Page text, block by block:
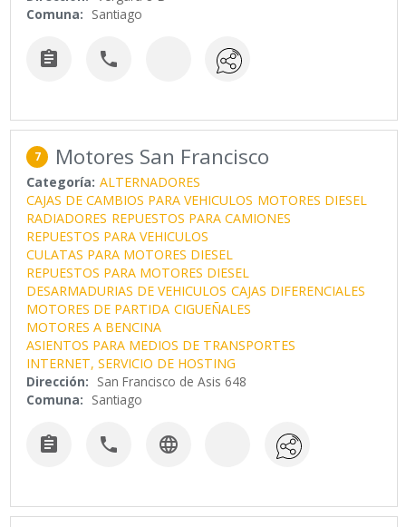
Comuna: Santiago
 
7 Motores San Francisco
Categoría: ALTERNADORES
CAJAS DE CAMBIOS PARA VEHICULOS MOTORES DIESEL
RADIADORES REPUESTOS PARA CAMIONES
REPUESTOS PARA VEHICULOS
CULATAS PARA MOTORES DIESEL
REPUESTOS PARA MOTORES DIESEL
DESARMADURIAS DE VEHICULOS CAJAS DIFERENCIALES
MOTORES DE PARTIDA CIGUEÑALES
MOTORES A BENCINA
ASIENTOS PARA MEDIOS DE TRANSPORTES
INTERNET, SERVICIO DE HOSTING
Dirección: San Francisco de Asis 648
Comuna: Santiago
  